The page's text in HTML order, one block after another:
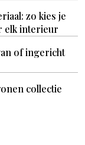
zo kies je
elk interieur
of ingericht
collectie